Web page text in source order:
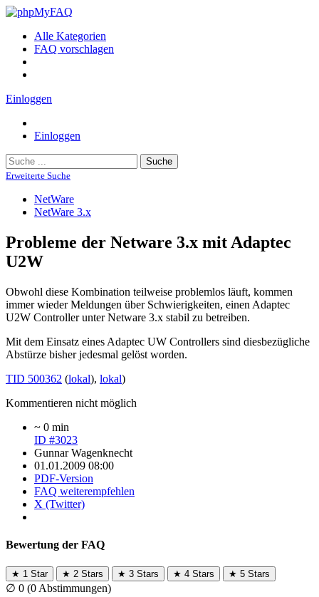
Alle Kategorien
FAQ vorschlagen
Einloggen
Einloggen
Suche
Erweiterte Suche
NetWare
NetWare 3.x
Probleme der Netware 3.x mit Adaptec
U2W
Obwohl diese Kombination teilweise problemlos läuft, kommen
immer wieder Meldungen über Schwierigkeiten, einen Adaptec
U2W Controller unter Netware 3.x stabil zu betreiben.
Mit dem Einsatz eines Adaptec UW Controllers sind diesbezügliche
Abstürze bisher jedesmal gelöst worden.
TID 500362 (lokal), lokal)
Kommentieren nicht möglich
~ 0 min
ID #3023
Gunnar Wagenknecht
01.01.2009 08:00
PDF-Version
FAQ weiterempfehlen
X (Twitter)
Bewertung der FAQ
★ 1 Star ★ 2 Stars ★ 3 Stars ★ 4 Stars ★ 5 Stars
∅ 0 (0 Abstimmungen)